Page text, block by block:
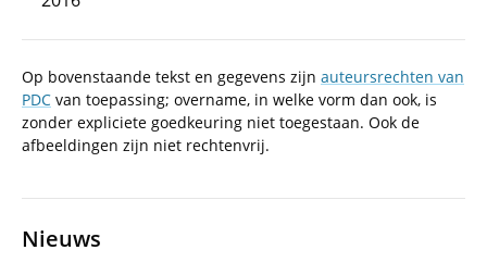
Op bovenstaande tekst en gegevens zijn auteursrechten van
PDC van toepassing; overname, in welke vorm dan ook, is
zonder expliciete goedkeuring niet toegestaan. Ook de
afbeeldingen zijn niet rechtenvrij.
Nieuws